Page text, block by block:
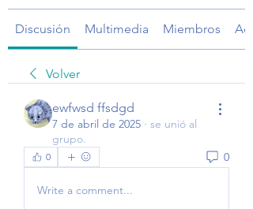
Discusión Multimedia Miembros
Volver
ewfwsd ffsdgd
7 de abril de 2025 · se unió al
grupo.
0 0
Write a comment...